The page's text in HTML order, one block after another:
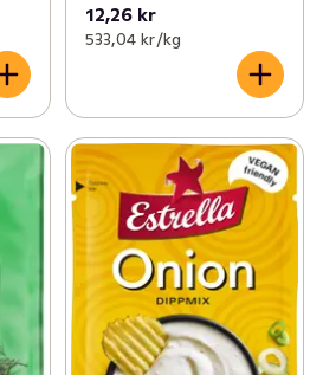
12,26 kr
533,04 kr /kg